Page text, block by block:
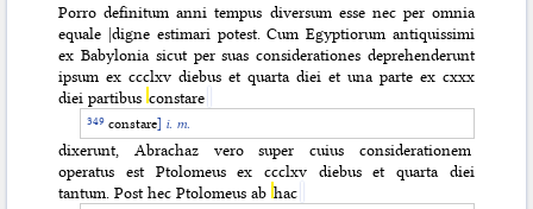
Porro definitum anni tempus diversum esse nec per omnia
equale |digne estimari potest. Cum Egyptiorum antiquissimi
ex Babylonia sicut per suas considerationes deprehenderunt
ipsum ex ccclxv diebus et quarta diei et una parte ex cxxx
diei partibus constare
constare] i. m.
dixerunt, Abrachaz vero super cuius considerationem
operatus est Ptolomeus ex ccclxv diebus et quarta diei
tantum. Post hec Ptolomeus ab hac